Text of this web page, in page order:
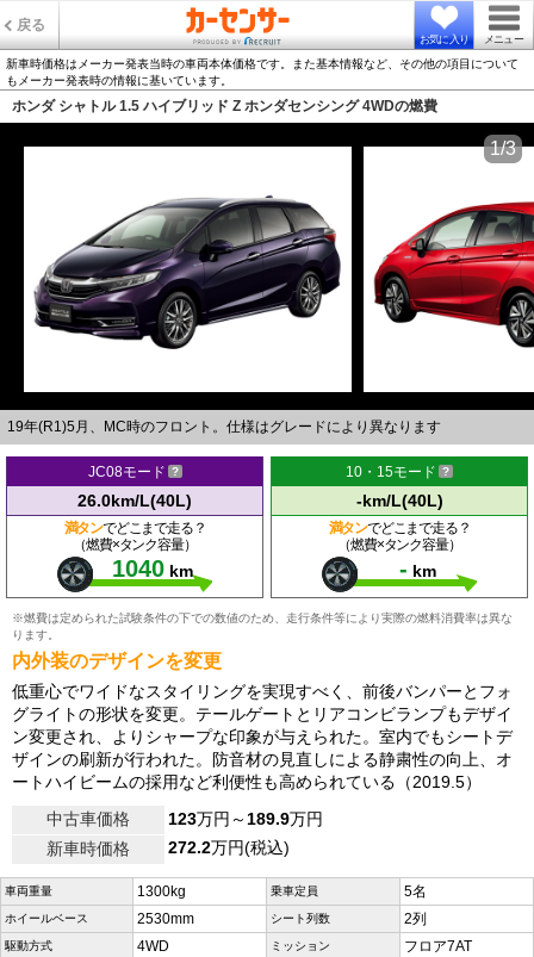
戻る
お気に入り メニュー
新車時価格はメーカー発表当時の車両本体価格です。また基本情報など、その他の項目について
もメーカー発表時の情報に基いています。
ホンダ シャトル 1.5 ハイブリッド Z ホンダセンシング 4WDの燃費
19年(R1)5月、MC時のフロント。仕様はグレードにより異なります
1/3
JC08モード
26.0km/L(40L)
満タンでどこまで走る？
（燃費×タンク容量）
1040 km
10・15モード
-km/L(40L)
満タンでどこまで走る？
（燃費×タンク容量）
- km
※燃費は定められた試験条件の下での数値のため、走行条件等により実際の燃料消費率は異な
ります。
内外装のデザインを変更
低重心でワイドなスタイリングを実現すべく、前後バンパーとフォ
グライトの形状を変更。テールゲートとリアコンビランプもデザイ
ン変更され、よりシャープな印象が与えられた。室内でもシートデ
ザインの刷新が行われた。防音材の見直しによる静粛性の向上、オ
ートハイビームの採用など利便性も高められている（2019.5）
中古車価格
123万円～189.9万円
新車時価格
272.2万円(税込)
車両重量 1300kg 乗車定員 5名
ホイールベース 2530mm シート列数 2列
駆動方式 4WD ミッション フロア7AT